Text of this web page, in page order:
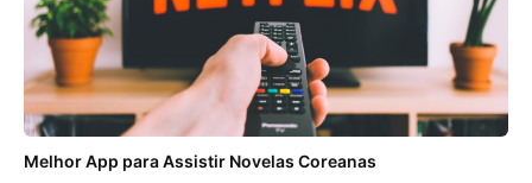
Melhor App para Assistir Novelas Coreanas